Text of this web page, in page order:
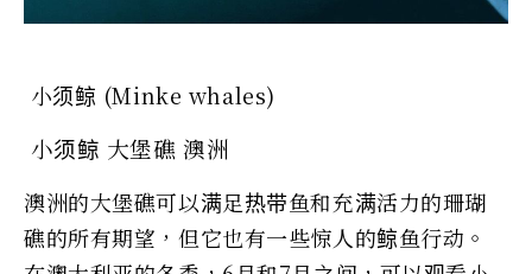
小须鲸 (Minke whales)
小须鲸 大堡礁 澳洲
澳洲的大堡礁可以满足热带鱼和充满活力的珊瑚
礁的所有期望，但它也有一些惊人的鲸鱼行动。